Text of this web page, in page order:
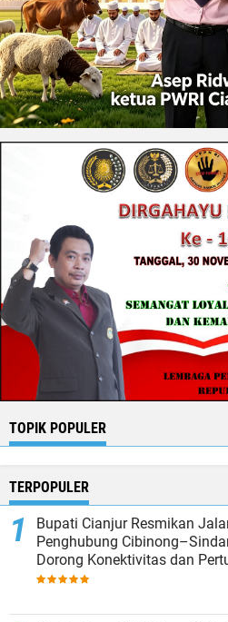
TOPIK POPULER
TERPOPULER
Bupati Cianjur Resmikan
Penghubung
Dorong Konektivitas dan
Ekonomi Cianjur Selatan